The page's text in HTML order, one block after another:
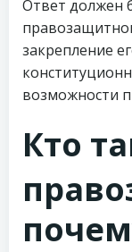
Ответ должен
закрепление
возможности
Кто